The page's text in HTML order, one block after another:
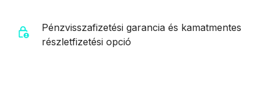
Pénzvisszafizetési garancia és kamatmentes
részletfizetési opció